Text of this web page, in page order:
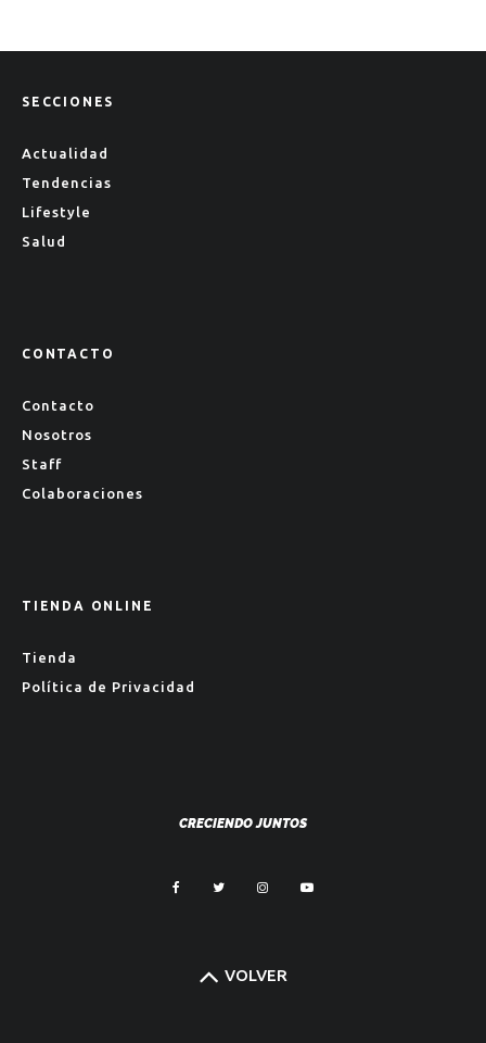
SECCIONES
Actualidad
Tendencias
Lifestyle
Salud
CONTACTO
Contacto
Nosotros
Staff
Colaboraciones
TIENDA ONLINE
Tienda
Política de Privacidad
CRECIENDO JUNTOS
VOLVER